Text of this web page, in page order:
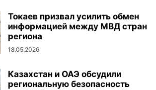
Токаев призвал усилить обмен
информацией между МВД стран
региона
18.05.2026
Казахстан и ОАЭ обсудили
региональную безопасность